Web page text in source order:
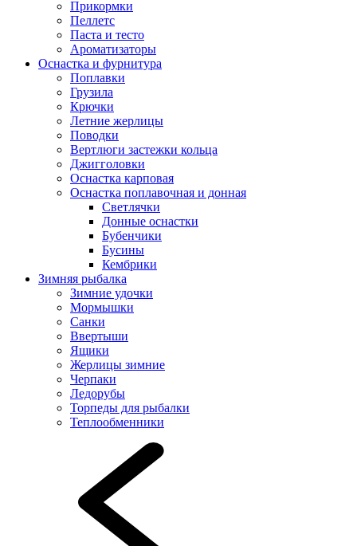
Прикормки
Пеллетс
Паста и тесто
Ароматизаторы
Оснастка и фурнитура
Поплавки
Грузила
Крючки
Летние жерлицы
Поводки
Вертлюги застежки кольца
Джигголовки
Оснастка карповая
Оснастка поплавочная и донная
Светлячки
Донные оснастки
Бубенчики
Бусины
Кембрики
Зимняя рыбалка
Зимние удочки
Мормышки
Санки
Ввертыши
Ящики
Жерлицы зимние
Черпаки
Ледорубы
Торпеды для рыбалки
Теплообменники